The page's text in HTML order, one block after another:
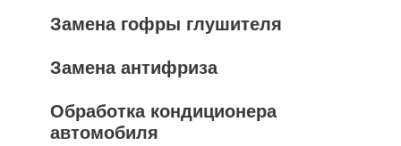
Замена гофры глушителя
Замена антифриза
Обработка кондиционера
автомобиля